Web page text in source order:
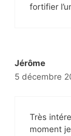
fortifier
Jérôme
5 décembre
Très
moment